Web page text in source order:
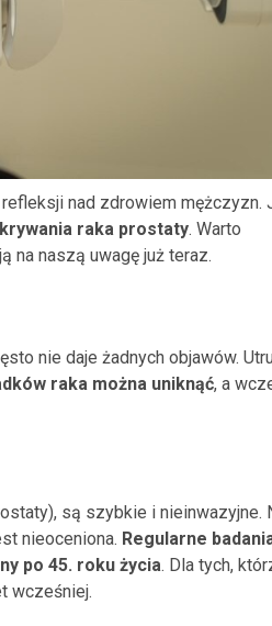
nad zdrowiem mężczyzn.
raka prostaty. Warto
na naszą uwagę już teraz.
nie daje żadnych objawów.
raka można uniknąć, a
są szybkie i nieinwazyjne.
nieoceniona. Regularne
po 45. roku życia. Dla tych,
wcześniej.